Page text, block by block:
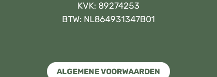
KVK: 89274253
BTW: NL864931347B01
ALGEMENE VOORWAARDEN